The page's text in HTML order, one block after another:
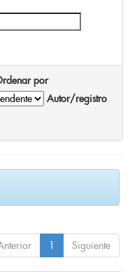
por
Autor/registro
1 Siguiente